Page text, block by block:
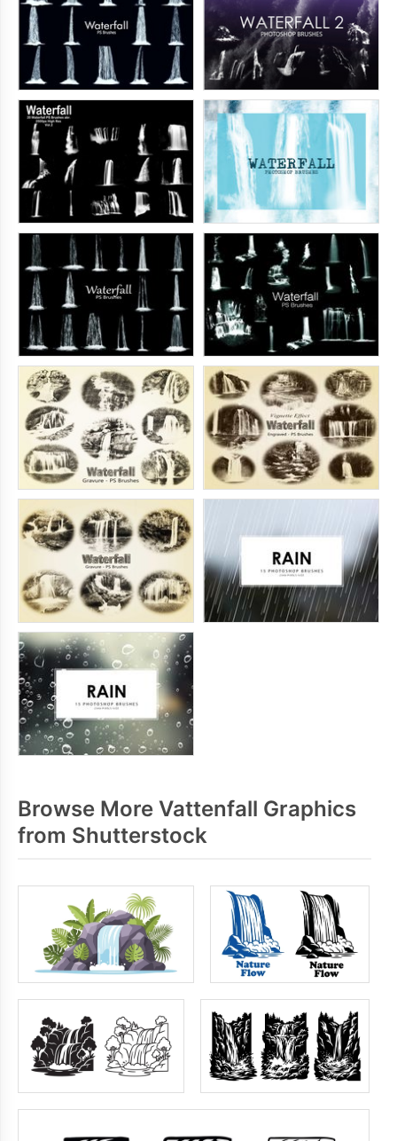
Browse More Vattenfall Graphics
from Shutterstock